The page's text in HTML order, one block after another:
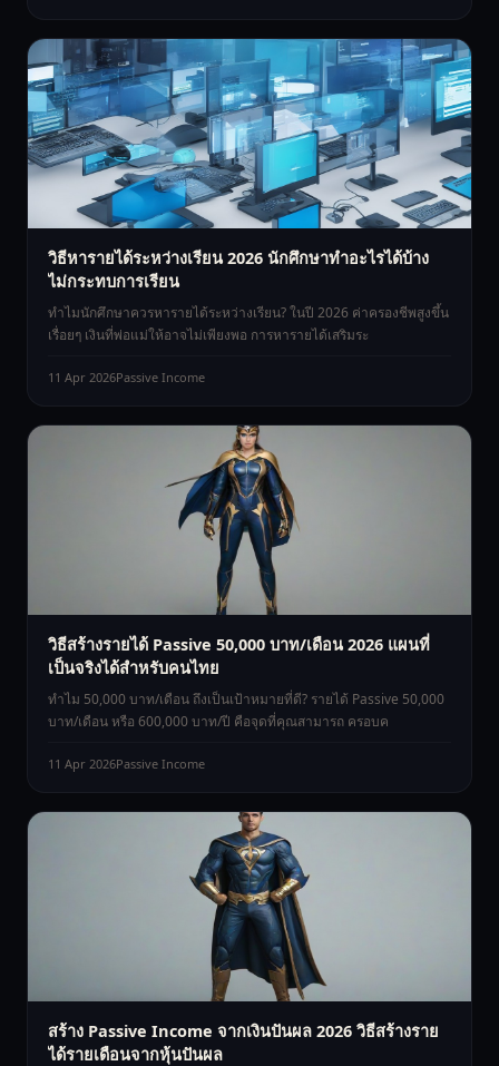
วิธีหารายได้ระหว่างเรียน 2026 นักศึกษาทำอะไรได้บ้าง
ไม่กระทบการเรียน
ทำไมนักศึกษาควรหารายได้ระหว่างเรียน? ในปี 2026 ค่าครองชีพสูงขึ้น
เรื่อยๆ เงินที่พ่อแม่ให้อาจไม่เพียงพอ การหารายได้เสริมระ
11 Apr 2026Passive Income
วิธีสร้างรายได้ Passive 50,000 บาท/เดือน 2026 แผนที่
เป็นจริงได้สำหรับคนไทย
ทำไม 50,000 บาท/เดือน ถึงเป็นเป้าหมายที่ดี? รายได้ Passive 50,000
บาท/เดือน หรือ 600,000 บาท/ปี คือจุดที่คุณสามารถ ครอบค
11 Apr 2026Passive Income
สร้าง Passive Income จากเงินปันผล 2026 วิธีสร้างราย
ได้รายเดือนจากหุ้นปันผล